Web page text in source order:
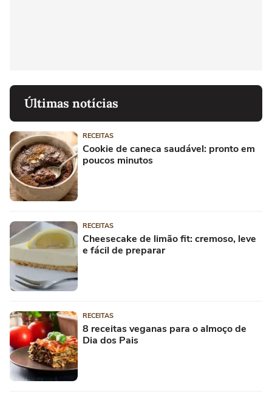
Últimas notícias
RECEITAS
Cookie de caneca saudável: pronto em
poucos minutos
RECEITAS
Cheesecake de limão fit: cremoso, leve
e fácil de preparar
RECEITAS
8 receitas veganas para o almoço de
Dia dos Pais